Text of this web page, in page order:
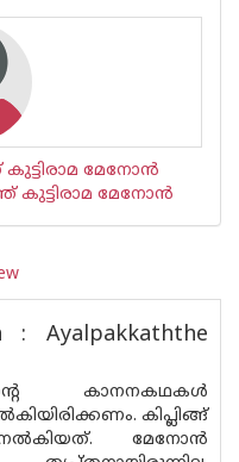
കുട്ടിരാമ മേനോന്‍
കുട്ടിരാമ മേനോന്‍
: Ayalpakkaththe
കാനനകഥകള്‍
കിപ്ലിങ്ങ്‌
മേനോ‌ന്‍